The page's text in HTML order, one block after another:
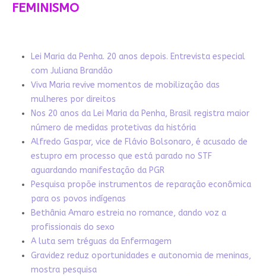
FEMINISMO
Lei Maria da Penha. 20 anos depois. Entrevista especial
com Juliana Brandão
Viva Maria revive momentos de mobilização das
mulheres por direitos
Nos 20 anos da Lei Maria da Penha, Brasil registra maior
número de medidas protetivas da história
Alfredo Gaspar, vice de Flávio Bolsonaro, é acusado de
estupro em processo que está parado no STF
aguardando manifestação da PGR
Pesquisa propõe instrumentos de reparação econômica
para os povos indígenas
Bethânia Amaro estreia no romance, dando voz a
profissionais do sexo
A luta sem tréguas da Enfermagem
Gravidez reduz oportunidades e autonomia de meninas,
mostra pesquisa